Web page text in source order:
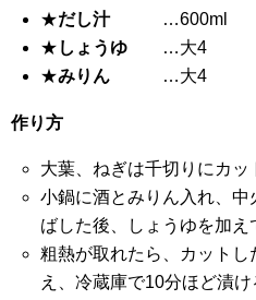
★だし汁…600ml
★ しょうゆ …大4
★みりん …大4
作り方
大葉、ねぎは千切りにカッ
小鍋に酒とみりん入れ、
ばした後、しょうゆを加え
粗熱が取れたら、カット
え、冷蔵庫で10分ほど漬け